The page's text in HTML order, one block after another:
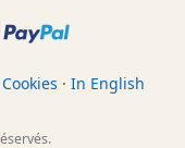
Cookies · In English